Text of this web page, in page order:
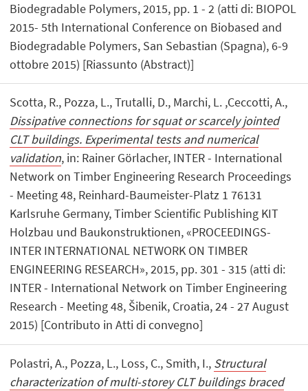
Biodegradable Polymers, 2015, pp. 1 - 2 (atti di: BIOPOL
2015- 5th International Conference on Biobased and
Biodegradable Polymers, San Sebastian (Spagna), 6-9
ottobre 2015) [Riassunto (Abstract)]
Scotta, R., Pozza, L., Trutalli, D., Marchi, L. ,Ceccotti, A.,
Dissipative connections for squat or scarcely jointed
CLT buildings. Experimental tests and numerical
validation, in: Rainer Görlacher, INTER - International
Network on Timber Engineering Research Proceedings
- Meeting 48, Reinhard-Baumeister-Platz 1 76131
Karlsruhe Germany, Timber Scientific Publishing KIT
Holzbau und Baukonstruktionen, «PROCEEDINGS-
INTER INTERNATIONAL NETWORK ON TIMBER
ENGINEERING RESEARCH», 2015, pp. 301 - 315 (atti di:
INTER - International Network on Timber Engineering
Research - Meeting 48, Šibenik, Croatia, 24 - 27 August
2015) [Contributo in Atti di convegno]
Polastri, A., Pozza, L., Loss, C., Smith, I., Structural
characterization of multi-storey CLT buildings braced